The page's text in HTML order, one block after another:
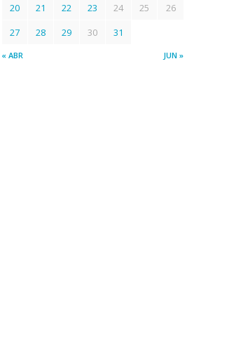
« ABR JUN »
20
21 22 23 24 25
26
27
28 29 30 31